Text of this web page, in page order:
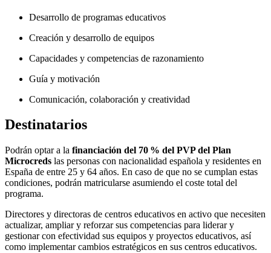
Desarrollo de programas educativos
Creación y desarrollo de equipos
Capacidades y competencias de razonamiento
Guía y motivación
Comunicación, colaboración y creatividad
Destinatarios
Podrán optar a la financiación del 70 % del PVP del Plan
Microcreds las personas con nacionalidad española y residentes en
España de entre 25 y 64 años. En caso de que no se cumplan estas
condiciones, podrán matricularse asumiendo el coste total del
programa.
Directores y directoras de centros educativos en activo que necesiten
actualizar, ampliar y reforzar sus competencias para liderar y
gestionar con efectividad sus equipos y proyectos educativos, así
como implementar cambios estratégicos en sus centros educativos.